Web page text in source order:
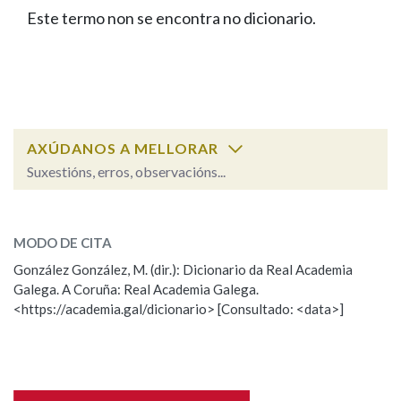
FIGURAS HOMENAXEADAS
PORTAL DAS PALABRAS
Facebook
TwitterYoutubeInstagram
Bluesky
BUSCAR NOS LEMAS
Remata por
BUSCAR NO CONTIDO
Nas definicións
Este termo non se encontra no dicionario.
AXÚDANOS A MELLORAR
Suxestións, erros, observacións...
Observación
Nome
MODO DE CITA
González González, M. (dir.): Dicionario da Real Academia
Galega. A Coruña: Real Academia Galega.
<https://academia.gal/dicionario> [Consultado: <data>]